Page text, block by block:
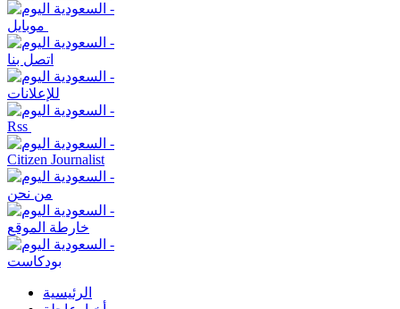
اتصل بنا
للإعلانات
Rss
Citizen Journalist
من نحن
خارطة الموقع
بودكاست
الرئيسية